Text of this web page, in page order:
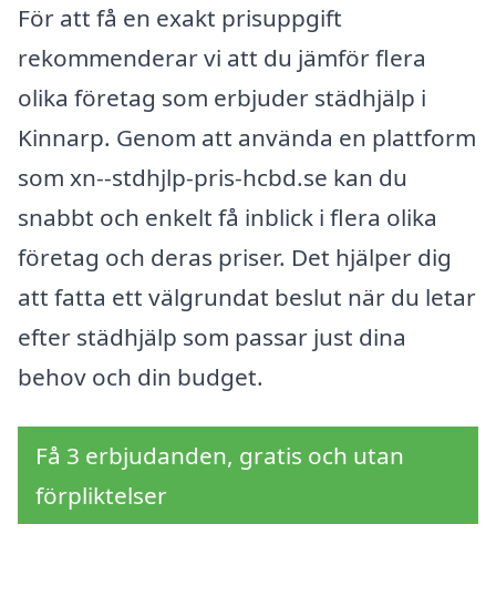
För att få en exakt prisuppgift
rekommenderar vi att du jämför flera
olika företag som erbjuder städhjälp i
Kinnarp. Genom att använda en plattform
som xn--stdhjlp-pris-hcbd.se kan du
snabbt och enkelt få inblick i flera olika
företag och deras priser. Det hjälper dig
att fatta ett välgrundat beslut när du letar
efter städhjälp som passar just dina
behov och din budget.
Få 3 erbjudanden, gratis och utan
förpliktelser